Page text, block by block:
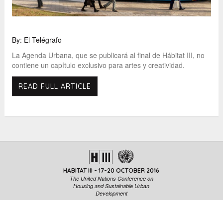
By: El Telégrafo
La Agenda Urbana, que se publicará al final de Hábitat III, no
contiene un capítulo exclusivo para artes y creatividad.
READ FULL ARTICLE
HABITAT III - 17-20 OCTOBER 2016
The United Nations Conference on
Housing and Sustainable Urban
Development